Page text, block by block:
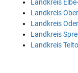
Landkreis
Landkreis
Landkreis
Landkreis
Landkreis